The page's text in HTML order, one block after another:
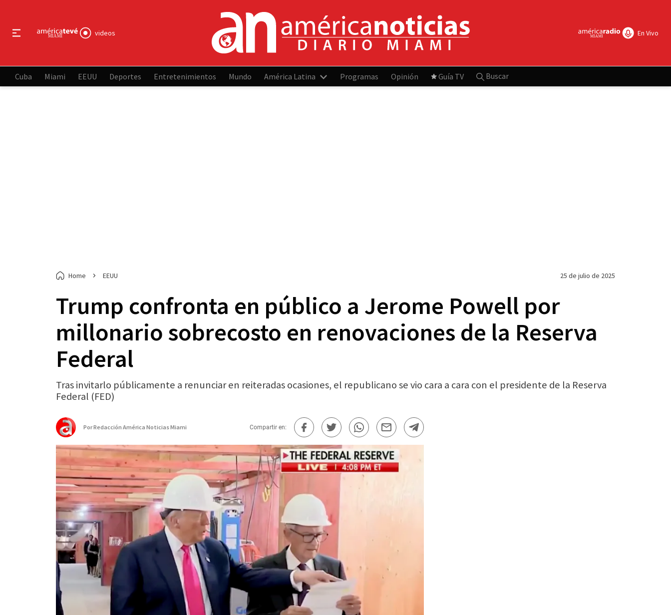
videos En Vivo
Cuba Miami EEUU Deportes Entretenimientos Mundo América Latina Programas Opinión Guía TV Buscar
Home EEUU 25 de julio de 2025
Trump confronta en público a Jerome Powell por
millonario sobrecosto en renovaciones de la Reserva
Federal
Tras invitarlo públicamente a renunciar en reiteradas ocasiones, el republicano se vio cara a cara con el presidente de la Reserva
Federal (FED)
PorRedacción América Noticias Miami Compartir en: